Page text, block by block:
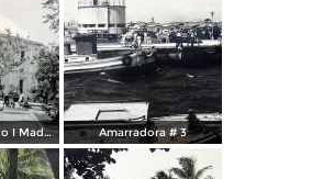
Hospital Francisco I Madero. Amarradora # 3